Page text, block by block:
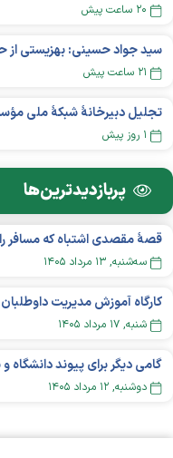
۲۰ ساعت پیش
۲۱ ساعت پیش
۱ روز پیش
پربازدید‌ترین‌ها
قصهٔ مقصدی اشتباه که مسافر
سه‌شنبه, ۱۳ مرداد ۱۴۰۵
کارگاه آموزش مدیریت
شنبه, ۱۷ مرداد ۱۴۰۵
دوشنبه, ۱۲ مرداد ۱۴۰۵